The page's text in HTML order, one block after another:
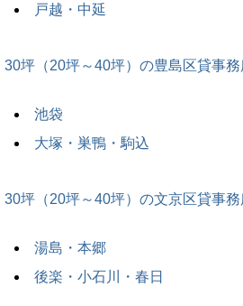
戸越・中延
30坪（20坪～40坪）の豊島区貸事務
池袋
大塚・巣鴨・駒込
30坪（20坪～40坪）の文京区貸事務
湯島・本郷
後楽・小石川・春日